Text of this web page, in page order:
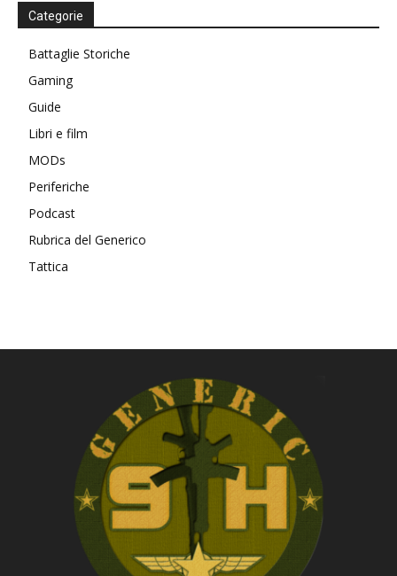
Categorie
Battaglie Storiche
Gaming
Guide
Libri e film
MODs
Periferiche
Podcast
Rubrica del Generico
Tattica